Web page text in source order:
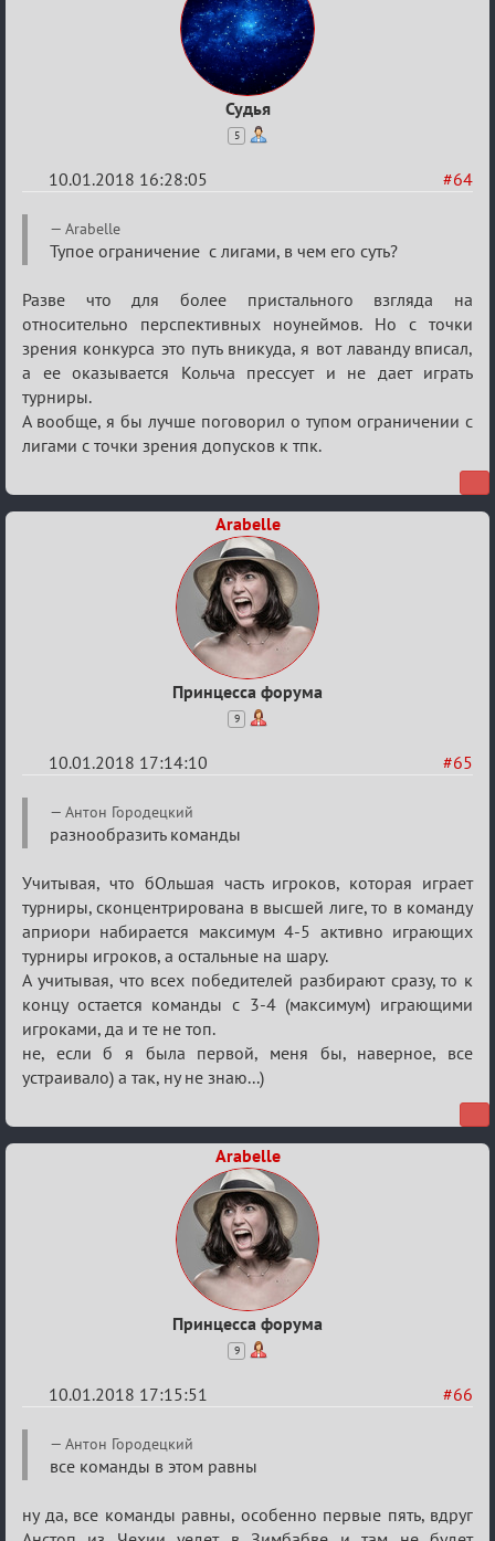
Судья
5
#64
10.01.2018 16:28:05
Re:
Обсуждение
Мафии»
Arabelle
Тупое ограничение с лигами, в чем его суть?
Разве что для более пристального взгляда на
относительно перспективных ноунеймов. Но с точки
зрения конкурса это путь вникуда, я вот лаванду вписал,
а ее оказывается Кольча прессует и не дает играть
турниры.
А вообще, я бы лучше поговорил о тупом ограничении с
лигами с точки зрения допусков к тпк.
Arabelle
Принцесса форума
9
#65
10.01.2018 17:14:10
Re:
Обсуждение
«Менеджер
Мафии»
Антон Городецкий
разнообразить команды
Учитывая, что бОльшая часть игроков, которая играет
турниры, сконцентрирована в высшей лиге, то в команду
априори набирается максимум 4-5 активно играющих
турниры игроков, а остальные на шару.
А учитывая, что всех победителей разбирают сразу, то к
концу остается команды с 3-4 (максимум) играющими
игроками, да и те не топ.
не, если б я была первой, меня бы, наверное, все
устраивало) а так, ну не знаю...)
Arabelle
Принцесса форума
9
#66
10.01.2018 17:15:51
Re:
Обсуждение
Мафии»
Антон Городецкий
все команды в этом равны
ну да, все команды равны, особенно первые пять, вдруг